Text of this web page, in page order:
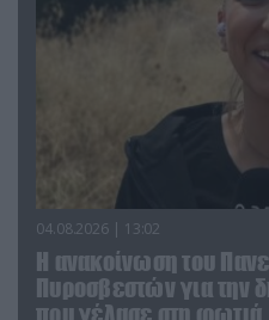
04.08.2026 | 13:02
Η ανακοίνωση του
Πυροσβεστών για την
που γέλασε στη φωτιά